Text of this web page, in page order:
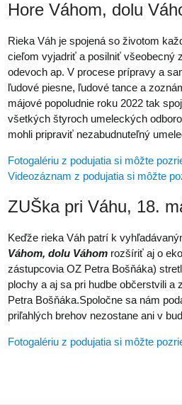
Hore Váhom, dolu
Rieka Váh je spojená so životom
cieľom vyjadriť a posilniť všeobecný
odevoch ap. V procese prípravy a
ľudové piesne, ľudové tance a
májové popoludnie roku 2022 tak
všetkých štyroch umeleckých
mohli pripraviť nezabudnuteľný
Fotogalériu z podujatia si môžte
Videozáznam z podujatia si môžte
ZUŠka pri Váhu, 18.
Keďže rieka Váh patrí k
Váhom, dolu Váhom rozšíriť aj o
zástupcovia OZ Petra Bošňáka)
plochy a aj sa pri hudbe občerstvili
Petra Bošňáka.Spoločne sa nám
priľahlých brehov nezostane ani v
Fotogalériu z podujatia si môžte